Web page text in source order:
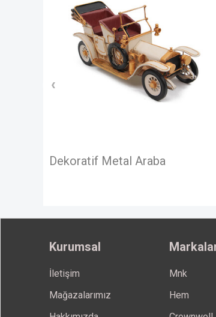
Dekoratif Metal Araba
Kurumsal
İletişim
Mağazalarımız
Mnk
Hem